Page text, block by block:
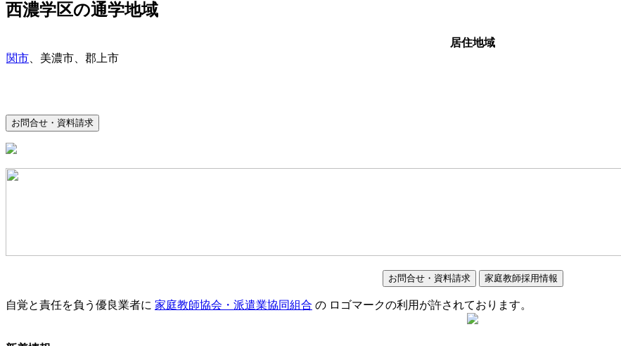
西濃学区の通学地域
居住地域
関市 、美濃市、郡上市
お問合せ・資料請求
お問合せ・資料請求 家庭教師採用情報
自覚と責任を負う優良業者に 家庭教師協会・派遣業協同組合 の ロゴマークの利用が許されております。